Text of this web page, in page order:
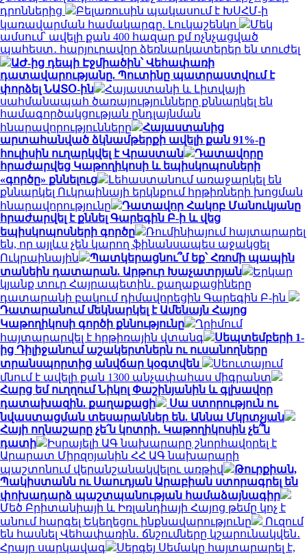
դրոններից
Բելառուսին պակասում է ԽՍՀՄ-ի
կառավարման համակարգը. Լուկաշենկո
Մեկ
ամսում՝ ավելի քան 400 հազար քմ ոչնչացված
պահեստ․ հարյուրավոր ձեռնարկատերեր են տուժել
ԱԺ-ից դեպի Էջմիածին՝ Վեհափառի
դատավարությանը. Պուտինը պատրաստվում է
փորձել ՆԱՏՕ-ին
Հայաստանի և Լիտվայի
սահմանապահ ծառայությունները քննարկել են
համագործակցության ընդլայնման
հնարավորությունները
Հայաստանից
արտահանված ձկնամթերքի ավելի քան 91%-ը
հուլիսին ուղարկվել է Վրաստան
Դատավորը
հրաժարվեց Կաթողիկոսի և եպիսկոպոսների
«գործը» քննելուց
Լեհաստանում առաջարկել են
քննարկել Ուկրաինայի երկնքում հրթիռների խոցման
հնարավորությունը
Դատավոր Հակոբ Մանուկյանը
հրաժարվել է քննել Գարեգին Բ-ի և վեց
եպիսկոպոսների գործը
Ռումինիայում հայտարարել
են, որ այլևս չեն կարող ֆինանսապես աջակցել
Ուկրաինային
Պատկերացնու՞մ եք՝ Հռոմի պապին
տանեին դատարան. Արթուր Խաչատրյան
Երկար
կյանք տուր Հայրապետին․ քաղաքացիները
դատարանի բակում դիմավորեցին Գարեգին Բ-ին
Դատարանում մեկնարկել է Ամենայն Հայոց
Կաթողիկոսի գործի քննությունը
Ղրիմում
հայտարարվել է հրթիռային վտանգ
Սեպտեմբերի 1-
ից Դիլիջանում աշակերտներն ու ուսանողները
տրանսպորտից անվճար կօգտվեն
Սեուտայում
մնում է ավելի քան 1300 անչափահաս միգրանտ
Հարց եմ ուղղում Նիկոլ Փաշինյանին և գլխավոր
դատախազին. քաղաքացի
Սա ստորություն ու
նվաստացման տեսարաններ են. Աննա Մկրտչյան
Հայի ողնաշարը չե՛ն կոտրի․ Կաթողիկոսին չե՞ն
դատի
Իսրայելի ԱԳ նախարարը շնորհավորել է
Արարատ Միրզոյանին ՀՀ ԱԳ նախարարի
պաշտոնում վերանշանակվելու առթիվ
Թուրքիան,
Պակիստանն ու Սաուդյան Արաբիան ստորագրել են
փոխադարձ պաշտպանության համաձայնագիր
Մեծ Բրիտանիայի և Իռլանդիայի Հայոց թեմը կոչ է
անում հարգել Եկեղեցու ինքնավարությունը
Ուզում
են հասնել Վեհափառին․ ճնշումները կշարունակվեն․
Հրայր սարկավագ
Սերգեյ Սեմակը հայտարարել է,